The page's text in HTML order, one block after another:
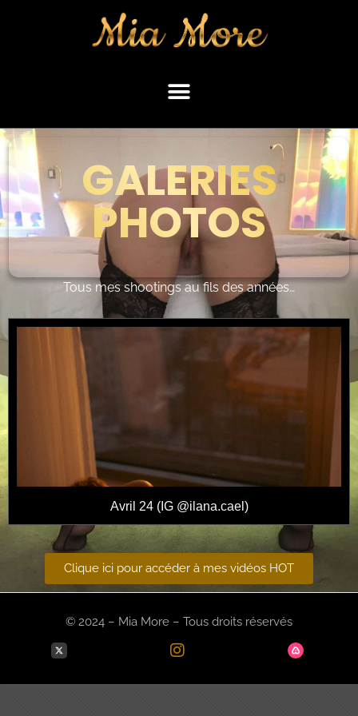
GALERIES
PHOTOS
Tous mes shootings au fils des années…
Avril 24 (IG @ilana.cael)
Clique ici pour accéder à mes vidéos HOT
© 2024 – Mia More – Tous droits réservés